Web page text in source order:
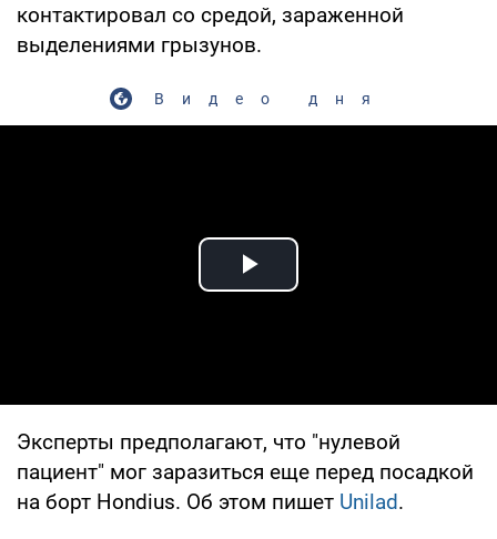
контактировал со средой, зараженной
выделениями грызунов.
Видео дня
Play Video
Эксперты предполагают, что "нулевой
пациент" мог заразиться еще перед посадкой
на борт Hondius. Об этом пишет Unilad.